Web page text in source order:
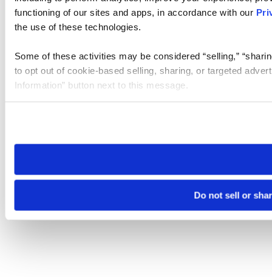
functioning of our sites and apps, in accordance with our
the use of these technologies.
Some of these activities may be considered “selling,”
to opt out of cookie-based selling, sharing, or targeted
Information” button next to this message.
need to be set again.
Do not sell or